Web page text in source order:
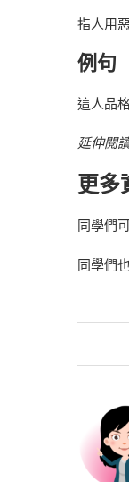
指人用
例句
這人品
延伸閱
更多
同學們
同學們